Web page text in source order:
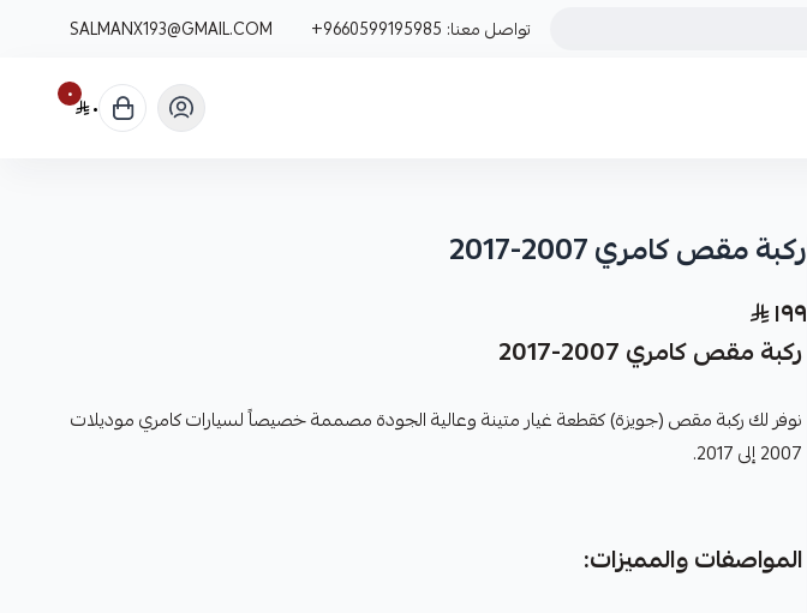
تواصل معنا: +9660599195985
SALMANX193@GMAIL.COM
٠ ٠
ركبة مقص كامري 2007-2017
١٩٩
ركبة مقص كامري 2007-2017
نوفر لك ركبة مقص (جويزة) كقطعة غيار متينة وعالية الجودة مصممة خصيصاً لسيارات كامري موديلات
2007 إلى 2017.
المواصفات والمميزات: